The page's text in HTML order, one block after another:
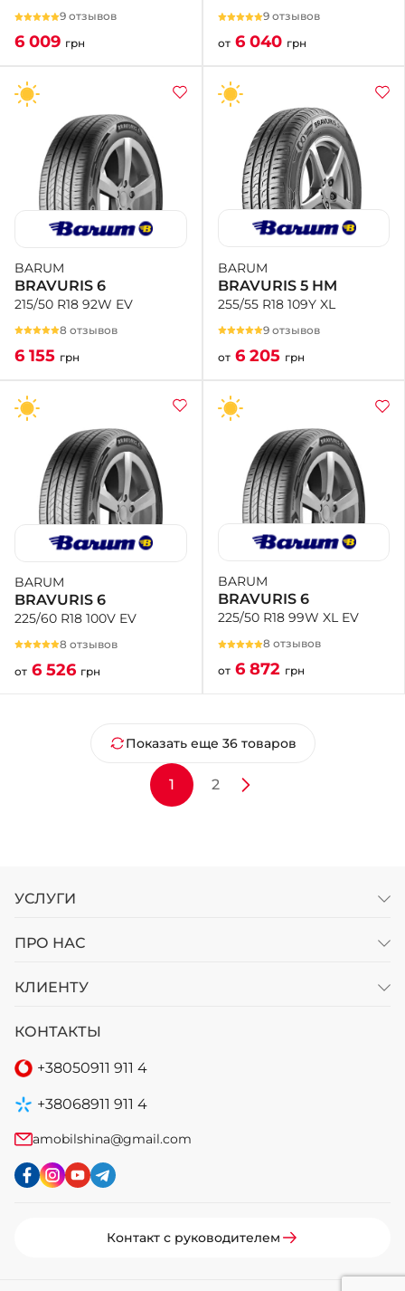
9 отзывов
6 009 грн
9 отзывов
от 6 040 грн
BARUM
BRAVURIS 6
215/50 R18 92W EV
8 отзывов
6 155 грн
BARUM
BRAVURIS 5 HM
255/55 R18 109Y XL
9 отзывов
от 6 205 грн
BARUM
BRAVURIS 6
225/60 R18 100V EV
8 отзывов
от 6 526 грн
BARUM
BRAVURIS 6
225/50 R18 99W XL EV
8 отзывов
от 6 872 грн
Показать еще 36 товаров
1 2
УСЛУГИ
ПРО НАС
КЛИЕНТУ
КОНТАКТЫ
+38050911 911 4
+38068911 911 4
amobilshina@gmail.com
Контакт с руководителем